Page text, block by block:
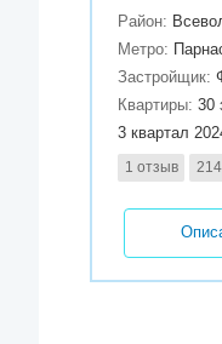
Район:
Метро:
Застройщик:
Квартиры:30
3 квартал
1 отзыв